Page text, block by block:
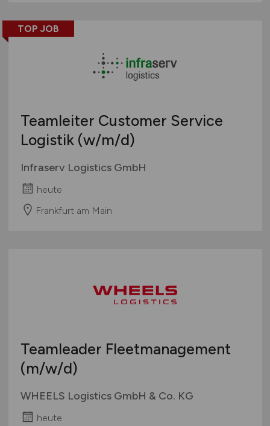
TOP JOB
Teamleiter Customer Service
Logistik (w/m/d)
Infraserv Logistics GmbH
heute
Frankfurt am Main
Teamleader Fleetmanagement
(m/w/d)
WHEELS Logistics GmbH & Co. KG
heute